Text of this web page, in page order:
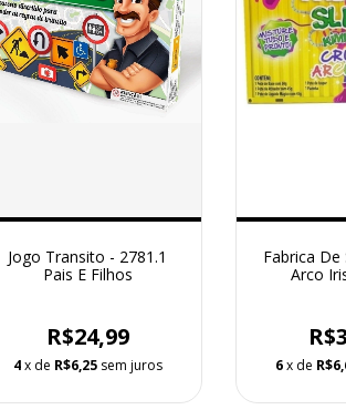
Jogo Transito - 2781.1
Pais E Filhos
R$24,99
4x de R$6,25 sem juros
Fabrica De
Arco
6x de